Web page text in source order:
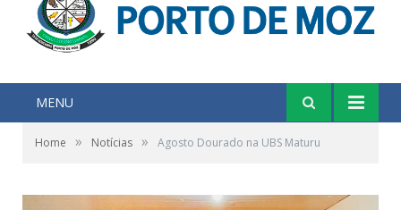
MENU
Home » Notícias » Agosto Dourado na UBS Maturu